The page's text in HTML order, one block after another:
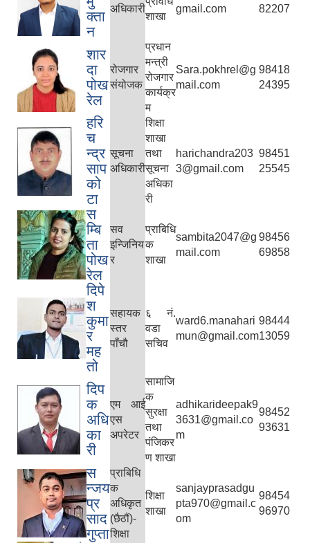
क्ता
न
अधिकारी
शाखा
gmail.com
82207
शार
दा
पोख
रेल
रोजगार
संयोजक
प्रधान
मन्त्री
रोजगार
कार्यक्र
म
Sara.pokhrel@g
mail.com
98418
24395
हरि
च
न्द्र
साप
को
टा
सूचना
अधिकारी
शिक्षा
शाखा
तथा
सूचना
अधिका
री
harichandra203
3@gmail.com
98451
25545
स
म्बि
ता
पोख
रेल
सव
इन्जिनिय
र
प्राबिधि
क
शाखा
sambita2047@g
mail.com
98456
69858
दिपे
श
कुमा
र
मह
तो
सहायक
स्तर
पाँचौ
६ नं.
वडा
सचिव
ward6.manahari
mun@gmail.com
98444
13059
दिप
क
अधि
का
री
एम आई
एस
अपरेटर
सामाजि
क
सुरक्षा
तथा
पंजिकर
ण शाखा
adhikarideepak9
3631@gmail.co
m
98452
93631
स
न्जय
प्र
साद
गुप्ता
प्राबिधि
क
अधिकृत
(छैठौं)-
शिक्षा
शिक्षा
शाखा
sanjayprasadgu
pta970@gmail.c
om
98454
96970